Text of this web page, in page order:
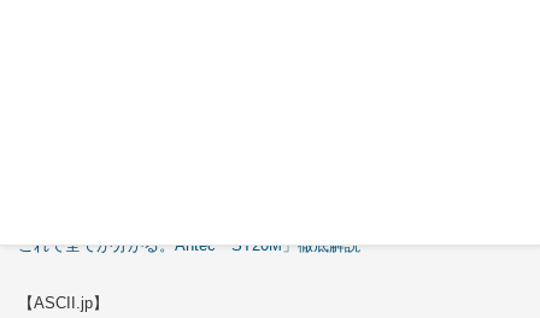
これで全てが分かる。Antec「ST20M」徹底解説
【ASCII.jp】